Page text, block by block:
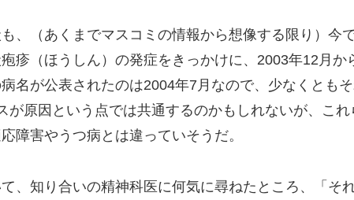
、（あくまでマスコミの情報から想像する限り）今
疹（ほうしん）の発症をきっかけに、2003年12月か
名が公表されたのは2004年7月なので、少なくとも
が原因という点では共通するのかもしれないが、これ
障害やうつ病とは違っていそうだ。
、知り合いの精神科医に何気に尋ねたところ、「そ